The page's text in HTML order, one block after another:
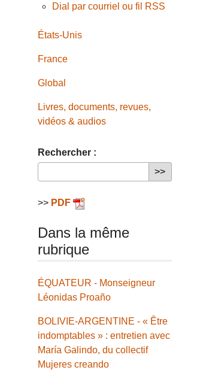
Dial par courriel ou fil RSS
États-Unis
France
Global
Livres, documents, revues,
vidéos & audios
Rechercher :
>> PDF
Dans la même
rubrique
ÉQUATEUR - Monseigneur
Léonidas Proaño
BOLIVIE-ARGENTINE - « Être
indomptables » : entretien avec
María Galindo, du collectif
Mujeres creando